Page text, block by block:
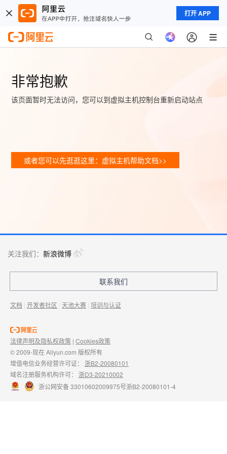
打开 APP
非常抱歉
该页面暂时无法访问，您可以到虚拟主机控制台重新启动站点
或者您可以先逛逛这里：虚拟主机帮助文档>>